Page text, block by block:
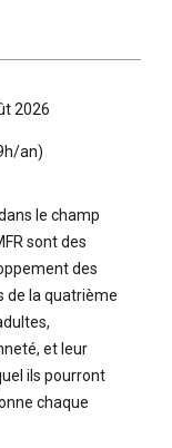
2026
an)
le champ
sont des
des
de la quatrième
et leur
ils pourront
chaque